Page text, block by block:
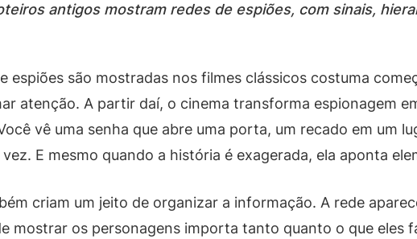
antigos mostram redes de espiões, com sinais,
espiões são mostradas nos filmes clássicos costuma
atenção. A partir daí, o cinema transforma espionagem
vê uma senha que abre uma porta, um recado em um
E mesmo quando a história é exagerada, ela aponta
criam um jeito de organizar a informação. A rede
mostrar os personagens importa tanto quanto o que eles